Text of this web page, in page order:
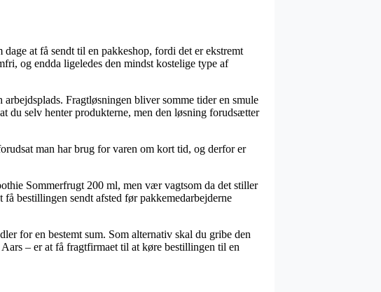
at få sendt til en pakkeshop, fordi det er ekstremt
og endda ligeledes den mindst kostelige type af
Fragtløsningen bliver somme tider en smule
du selv henter produkterne, men den løsning forudsætter
man har brug for varen om kort tid, og derfor er
Sommerfrugt 200 ml, men vær vagtsom da det stiller
bestillingen sendt afsted før pakkemedarbejderne
for en bestemt sum. Som alternativ skal du gribe den
– er at få fragtfirmaet til at køre bestillingen til en